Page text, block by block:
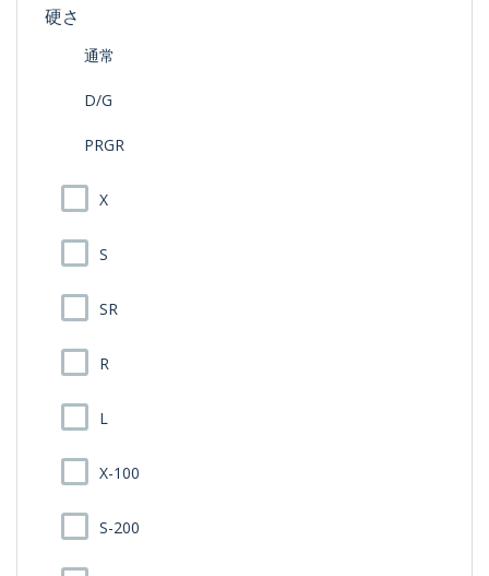
硬さ
通常
D/G
PRGR
X
S
SR
R
L
X-100
S-200